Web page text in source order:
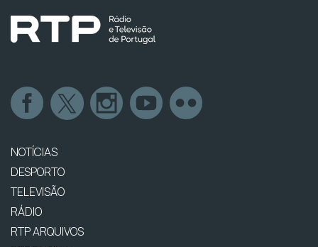
NOTÍCIAS
DESPORTO
TELEVISÃO
RÁDIO
RTP ARQUIVOS